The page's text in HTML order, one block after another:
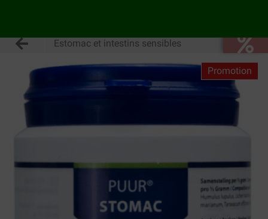
Estomac et intestins sensibles
Promotion